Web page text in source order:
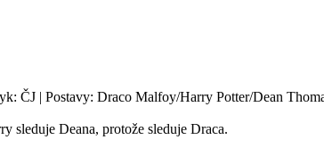
ČJ | Postavy: Draco Malfoy/Harry Potter/Dean
sleduje Deana, protože sleduje Draca.